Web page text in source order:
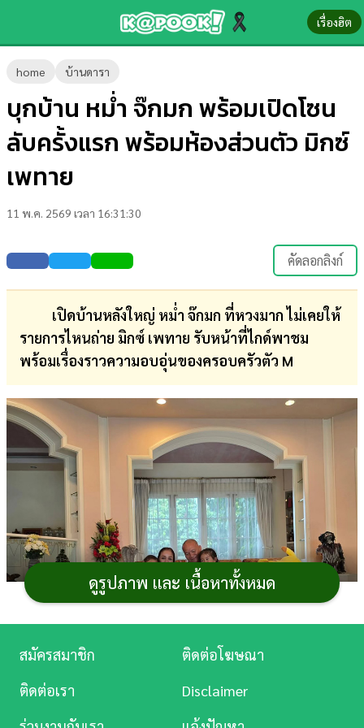
เรื่องฮิต
home บ้านดารา
บุกบ้าน หม่ำ จ๊กมก พร้อมเปิดโซน
ลับครั้งแรก พร้อมห้องส่วนตัว มิกซ์
เพทาย
11 พ.ค. 2569 เวลา 16:31:30
คัดลอกลิงก์
เปิดบ้านหลังใหญ่ หม่ำ จ๊กมก ที่หวงมาก ไม่เคยให้
รายการไหนถ่าย มิกซ์ เพทาย รับหน้าที่ไกด์พาชม
พร้อมเรื่องราวความอบอุ่นของครอบครัวตัว M
ดูรูปภาพ และ เนื้อหาทั้งหมด
ข่าว-
ความ
รู้
บันเทิง
ตรวจ
หวย
บอล
สด
เงิน
การ
ศึกษา
บันเทิง
ดู
หนัง
สมัครสมาชิก
ติดต่อโฆษณา
ติดต่อเรา
Disclaimer